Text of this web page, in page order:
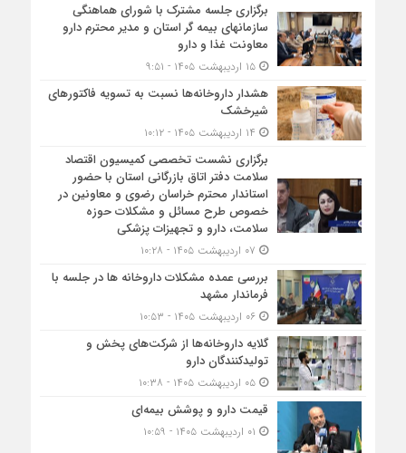
برگزاری جلسه مشترک با شورای هماهنگی
سازمانهای بیمه گر استان و مدیر محترم دارو
معاونت غذا و دارو
۱۵ اردیبهشت ۱۴۰۵ - ۹:۵۱
هشدار داروخانه‌ها نسبت به تسویه فاکتورهای
شیرخشک
برگزاری نشست تخصصی کمیسیون اقتصاد
سلامت دفتر اتاق بازرگانی استان با حضور
استاندار محترم خراسان رضوی و معاونین در
خصوص طرح مسائل و مشکلات حوزه
سلامت، دارو و تجهیزات پزشکی
بررسی عمده مشکلات داروخانه ها در جلسه با
فرماندار مشهد
۰۶ اردیبهشت ۱۴۰۵ - ۱۰:۵۳
گلایه داروخانه‌ها از شرکت‌های پخش و
تولیدکنندگان دارو
۰۵ اردیبهشت ۱۴۰۵ - ۱۰:۳۸
قیمت دارو و پوشش بیمه‌ای